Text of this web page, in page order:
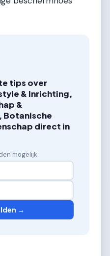
tips over
& Inrichting,
&
Botanische
direct in
mogelijk.
→